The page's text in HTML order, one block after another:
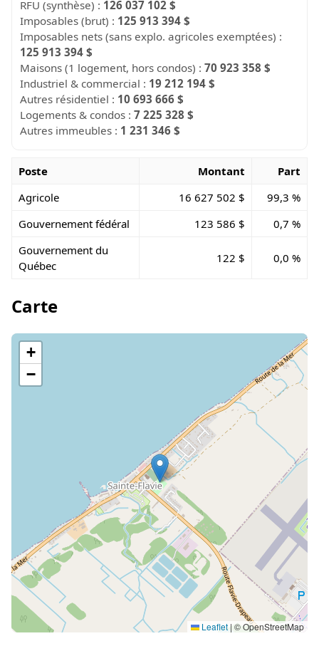
RFU (synthèse) : 126 037 102 $
Imposables (brut) : 125 913 394 $
Imposables nets (sans explo. agricoles exemptées) :
125 913 394 $
Maisons (1 logement, hors condos) :70 923 358 $
Industriel & commercial : 19 212 194 $
Autres résidentiel : 10 693 666 $
Logements & condos :7 225 328 $
Autres immeubles : 1 231 346 $
Poste Montant
Part
Agricole
16 627 502 $
99,3 %
Gouvernement fédéral
123 586 $
0,7 %
Gouvernement du
Québec
122 $ 0,0 %
Carte
+
−
Leaflet | © OpenStreetMap